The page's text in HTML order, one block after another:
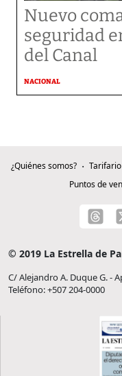
Nuevo
seguridad
del Canal
NACIONAL
¿Quiénes somos? Tarifario
Puntos de
© 2019 La Estrella de
C/ Alejandro A. Duque G. -
Teléfono: +507 204-0000